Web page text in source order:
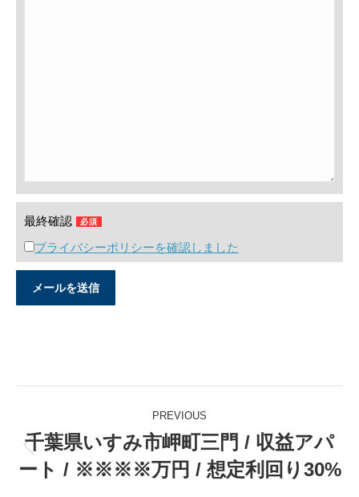
最終確認 必須
プライバシーポリシーを確認しました
navigation
PREVIOUS
Previous
post:
千葉県いすみ市岬町三門 / 収益アパ
ート / ※※※※万円 / 想定利回り30%